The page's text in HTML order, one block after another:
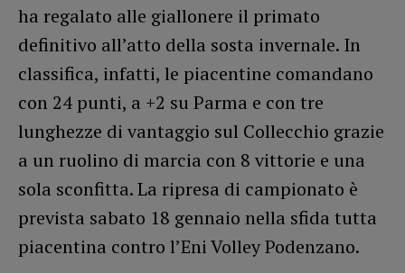
ha regalato alle giallonere il primato
definitivo all’atto della sosta invernale. In
classifica, infatti, le piacentine comandano
con 24 punti, a +2 su Parma e con tre
lunghezze di vantaggio sul Collecchio grazie
a un ruolino di marcia con 8 vittorie e una
sola sconfitta. La ripresa di campionato è
prevista sabato 18 gennaio nella sfida tutta
piacentina contro l’Eni Volley Podenzano.